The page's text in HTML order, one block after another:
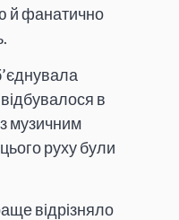
й фанатично
в
музичним
руху були
відрізняло